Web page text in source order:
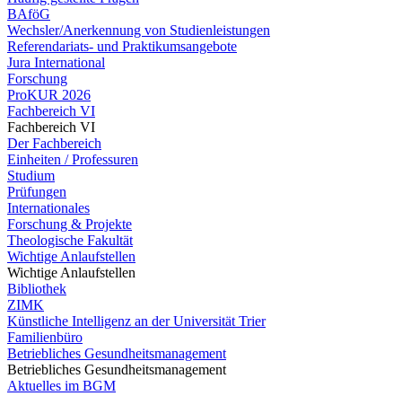
BAföG
Wechsler/Anerkennung von Studienleistungen
Referendariats- und Praktikumsangebote
Jura International
Forschung
ProKUR 2026
Fachbereich VI
Fachbereich VI
Der Fachbereich
Einheiten / Professuren
Studium
Prüfungen
Internationales
Forschung & Projekte
Theologische Fakultät
Wichtige Anlaufstellen
Wichtige Anlaufstellen
Bibliothek
ZIMK
Künstliche Intelligenz an der Universität Trier
Familienbüro
Betriebliches Gesundheitsmanagement
Betriebliches Gesundheitsmanagement
Aktuelles im BGM